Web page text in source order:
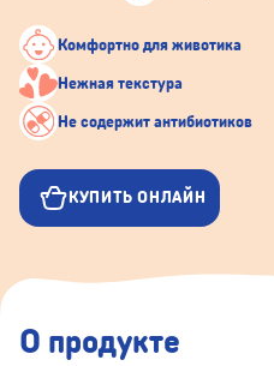
Комфортно для животика
Нежная текстура
Не содержит антибиотиков
КУПИТЬ ОНЛАЙН
О продукте